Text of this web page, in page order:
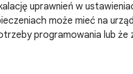
uprawnień w
może mieć na
programowania lub że